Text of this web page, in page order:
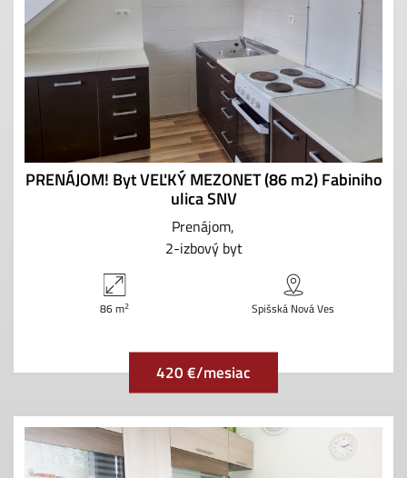
PRENÁJOM! Byt VEĽKÝ MEZONET (86 m2) Fabiniho
ulica SNV
Prenájom
2-izbový byt
86 m2 Spišská Nová Ves
420 €/mesiac